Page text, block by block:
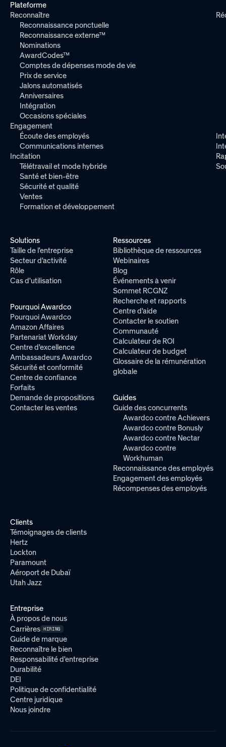
Plateforme
Reconnaître
Reconnaissance ponctuelle
Reconnaissance externe™
Nominations
AwardCodes™
Comptes de dépenses mode de vie
Prix de service
Jalons automatisés
Anniversaires
Intégration
Occasions spéciales
Engagement
Écoute des employés
Communications internes
Incitation
Télétravail et mode hybride
Santé et bien-être
Sécurité et qualité
Ventes
Formation et développement
Solutions
Taille de l'entreprise
Secteur d'activité
Rôle
Cas d'utilisation
Pourquoi Awardco
Pourquoi Awardco
Amazon Affaires
Partenariat Workday
Centre d'excellence
Ambassadeurs Awardco
Sécurité et conformité
Centre de confiance
Forfaits
Demande de propositions
Contacter les ventes
Ressources
Bibliothèque de ressources
Webinaires
Blog
Événements à venir
Sommet RCGNZ
Recherche et rapports
Centre d'aide
Contacter le soutien
Communauté
Calculateur de ROI
Calculateur de budget
Glossaire de la rémunération
globale
Guides
Guide des concurrents
Awardco contre Achievers
Awardco contre Bonusly
Awardco contre Nectar
Awardco contre
Workhuman
Reconnaissance des employés
Engagement des employés
Récompenses des employés
Clients
Témoignages de clients
Hertz
Lockton
Paramount
Aéroport de Dubaï
Utah Jazz
Entreprise
À propos de nous
Carrières HIRING
Guide de marque
Reconnaître le bien
Responsabilité d'entreprise
Durabilité
DEI
Politique de confidentialité
Centre juridique
Nous joindre